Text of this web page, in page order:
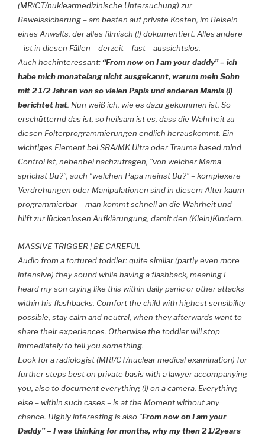
(MR/CT/nuklearmedizinische Untersuchung) zur
Beweissicherung – am besten auf private Kosten, im Beisein
eines Anwalts, der alles filmisch (!) dokumentiert. Alles andere
– ist in diesen Fällen – derzeit – fast – aussichtslos.
Auch hochinteressant: “From now on I am your daddy” – ich
habe mich monatelang nicht ausgekannt, warum mein Sohn
mit 2 1/2 Jahren von so vielen Papis und anderen Mamis (!)
berichtet hat. Nun weiß ich, wie es dazu gekommen ist. So
erschütternd das ist, so heilsam ist es, dass die Wahrheit zu
diesen Folterprogrammierungen endlich herauskommt. Ein
wichtiges Element bei SRA/MK Ultra oder Trauma based mind
Control ist, nebenbei nachzufragen, “von welcher Mama
sprichst Du?”, auch “welchen Papa meinst Du?” – komplexere
Verdrehungen oder Manipulationen sind in diesem Alter kaum
programmierbar – man kommt schnell an die Wahrheit und
hilft zur lückenlosen Aufklärungung, damit den (Klein)Kindern.
MASSIVE TRIGGER | BE CAREFUL
Audio from a tortured toddler: quite similar (partly even more
intensive) they sound while having a flashback, meaning I
heard my son crying like this within daily panic or other attacks
within his flashbacks. Comfort the child with highest sensibility
possible, stay calm and neutral, when they afterwards want to
share their experiences. Otherwise the toddler will stop
immediately to tell you something.
Look for a radiologist (MRI/CT/nuclear medical examination) for
further steps best on private basis with a lawyer accompanying
you, also to document everything (!) on a camera. Everything
else – within such cases – is at the Moment without any
chance. Highly interesting is also “From now on I am your
Daddy” – I was thinking for months, why my then 2 1/2years